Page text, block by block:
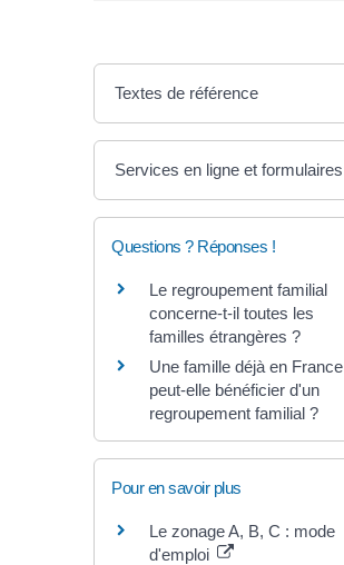
Textes de référence
Services en ligne et formulaires
Questions ? Réponses !
Le regroupement familial
concerne-t-il toutes les
familles étrangères ?
Une famille déjà en France
peut-elle bénéficier d'un
regroupement familial ?
Pour en savoir plus
Le zonage A, B, C : mode
d'emploi